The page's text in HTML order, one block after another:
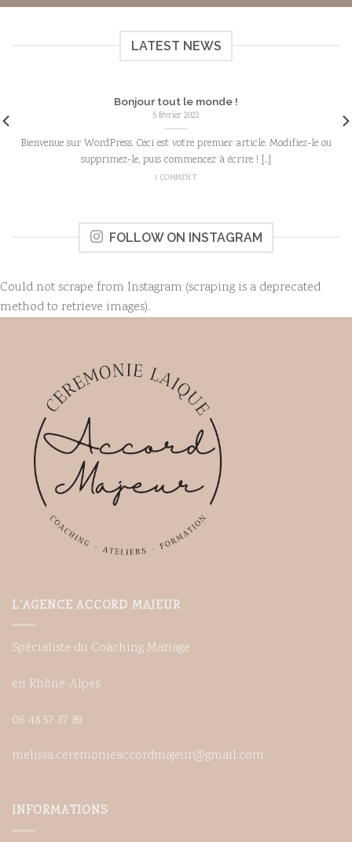
LATEST NEWS
Bonjour tout le monde !
5 février 2022
Bienvenue sur WordPress. Ceci est votre premier article. Modifiez-le ou
supprimez-le, puis commencez à écrire ! [...]
1 COMMENT
FOLLOW ON INSTAGRAM
Could not scrape from Instagram (scraping is a deprecated
method to retrieve images).
L’AGENCE ACCORD MAJEUR
Spécialiste du Coaching Mariage
en Rhône-Alpes
06 48 57 37 89
melissa.ceremonieaccordmajeur@gmail.com
INFORMATIONS